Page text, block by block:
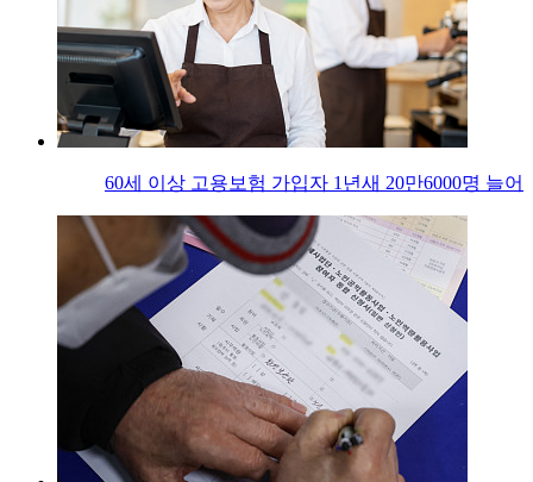
60세 이상 고용보험 가입자 1년새 20만6000명 늘어